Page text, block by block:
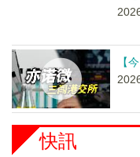
【
快訊